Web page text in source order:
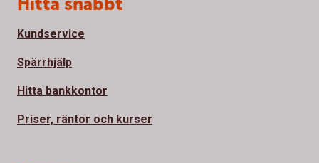
Kundservice
Spärrhjälp
Hitta bankkontor
Priser, räntor och kurser